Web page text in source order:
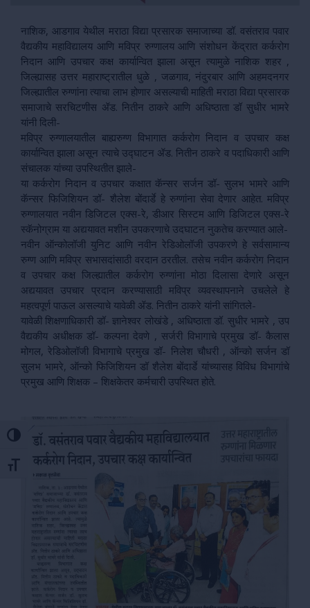
Toggle High Contrast
Toggle Font size
नाशिक, आडगाव येथील मराठा विद्या प्रसारक समाजाच्या डॉ. वसंतराव पवार
वैद्यकीय महाविद्यालय आणि मविप्र रुग्णालय आणि संशोधन केंद्रात कर्करोग
निदान आणि उपचार कक्ष कार्यान्वित झाला असून त्यामुळे नाशिक शहर ,
जिल्ह्यासह उत्तर महाराष्ट्रातील धुळे , जळगाव, नंदुरबार आणि अहमदनगर
जिल्ह्यातील रुग्णांना त्याचा लाभ होणार असल्याची माहिती मराठा विद्या प्रसारक
समाजाचे सरचिटणीस ॲड. नितीन ठाकरे आणि अधिष्ठाता डॉ सुधीर भामरे
यांनी दिली-
मविप्र रुग्णालयातील बाह्यरुग्ण विभागात कर्करोग निदान व उपचार कक्ष
कार्यान्वित झाला असून त्याचे उद्घाटन ॲड. नितीन ठाकरे व पदाधिकारी आणि
संचालक यांच्या उपस्थितीत झाले-
या कर्करोग निदान व उपचार कक्षात कॅन्सर सर्जन डॉ- सुलभ भामरे आणि
कॅन्सर फिजिशियन डॉ- शैलेश बोंदार्डे हे रुग्णांना सेवा देणार आहेत. मविप्र
रुग्णालयात नवीन डिजिटल एक्स-रे, डीआर सिस्टम आणि डिजिटल एक्स-रे
स्कॅनोग्राम या अद्ययावत मशीन उपकरणाचे उदघाटन नुकतेच करण्यात आले-
नवीन ऑन्कोलॉजी युनिट आणि नवीन रेडिओलॉजी उपकरणे हे सर्वसामान्य
रुग्ण आणि मविप्र सभासदांसाठी वरदान ठरतील. तसेच नवीन कर्करोग निदान
व उपचार कक्ष जिल्ह्यातील कर्करोग रुग्णांना मोठा दिलासा देणारे असून
अद्ययावत उपचार प्रदान करण्यासाठी मविप्र व्यवस्थापनाने उचलेले हे
महत्वपूर्ण पाऊल असल्याचे यावेळी ॲड. नितीन ठाकरे यांनी सांगितले-
यावेळी शिक्षणाधिकारी डॉ- ज्ञानेश्वर लोखंडे , अधिष्ठाता डॉ. सुधीर भामरे , उप
वैद्यकीय अधीक्षक डॉ- कल्पना देवणे , सर्जरी विभागाचे प्रमुख डॉ- कैलास
मोगल, रेडिओलॉजी विभागाचे प्रमुख डॉ- निलेश चौधरी , ऑन्को सर्जन डॉ
सुलभ भामरे, ऑन्को फिजिशियन डॉ शैलेश बोंदार्डे यांच्यासह विविध विभागांचे
प्रमुख आणि शिक्षक – शिक्षकेतर कर्मचारी उपस्थित होते.